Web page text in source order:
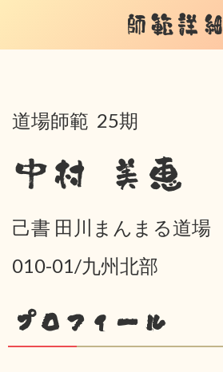
師範詳細
道場師範 25期
中村 美恵
己書 田川まんまる道場
010-01/九州北部
プロフィール